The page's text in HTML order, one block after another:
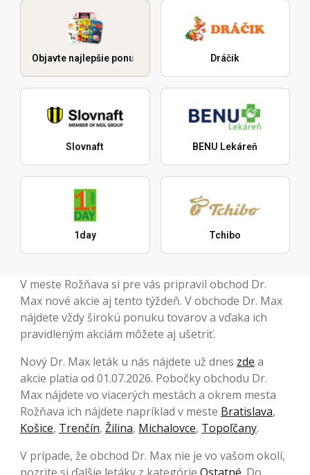
Objavte najlepšie ponuky Dráčik
Slovnaft BENU Lekáreň
1day Tchibo
V meste Rožňava si pre vás pripravil obchod Dr.
Max nové akcie aj tento týždeň. V obchode Dr. Max
nájdete vždy širokú ponuku tovarov a vďaka ich
pravidleným akciám môžete aj ušetriť.
Nový Dr. Max leták u nás nájdete už dnes zde a
akcie platia od 01.07.2026. Pobočky obchodu Dr.
Max nájdete vo viacerých mestách a okrem mesta
Rožňava ich nájdete napríklad v meste Bratislava,
Košice, Trenčín, Žilina, Michalovce, Topoľčany.
V prípade, že obchod Dr. Max nie je vo vašom okolí,
pozrite si ďalšie letáky z kategórie Ostatné. Do